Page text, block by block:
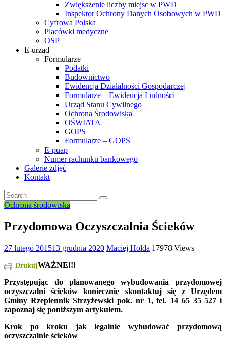
Zwiększenie liczby miejsc w PWD
Inspektor Ochrony Danych Osobowych w PWD
Cyfrowa Polska
Placówki medyczne
OSP
E-urząd
Formularze
Podatki
Budownictwo
Ewidencja Działalności Gospodarczej
Formularze – Ewidencja Ludności
Urząd Stanu Cywilnego
Ochrona Środowiska
OŚWIATA
GOPS
Formularze – GOPS
E-puap
Numer rachunku bankowego
Galerie zdjęć
Kontakt
Ochrona środowiska
Przydomowa Oczyszczalnia Ścieków
27 lutego 201513 grudnia 2020 Maciej Hołda 17978 Views
DrukujWAŻNE!!!
Przystępując do planowanego wybudowania przydomowej
oczyszczalni ścieków koniecznie skontaktuj się z Urzędem
Gminy Rzepiennik Strzyżewski pok. nr 1, tel. 14 65 35 527 i
zapoznaj się poniższym artykułem.
Krok po kroku jak legalnie wybudować przydomową
oczyszczalnie ścieków